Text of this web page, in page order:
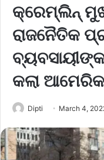
କ୍ରେମ୍‌ଲିନ୍‌
ରାଜନୈତିକ
କଲା
Dipti March 4,